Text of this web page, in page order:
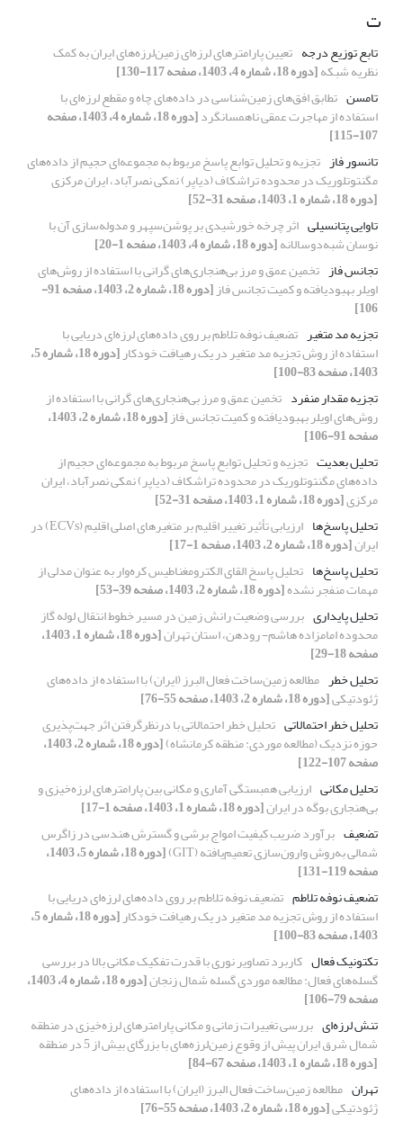
ت
تابع توزیع درجه تعیین پارامترهای لرزه‌ای زمین‌لرزه‌های ایران به کمک
نظریه شبکه[دوره 18، شماره 4، 1403، صفحه 117-130]
تامسن تطابق افق‌های زمین‌شناسی در داده‌های چاه و مقطع لرزه‌ای با
استفاده از مهاجرت عمقی ناهمسانگرد [دوره 18، شماره 4، 1403، صفحه
107-115]
تانسور فاز تجزیه و تحلیل توابع پاسخ مربوط به مجموعه‌ای حجیم از داده‌های
مگنتوتلوریک در محدوده تراشکاف (دیاپر) نمکی نصرآباد، ایران مرکزی
[دوره 18، شماره 1، 1403، صفحه 31-52]
تاوایی پتانسیلی اثر چرخه خورشیدی بر پوشن‌سپهر و مدوله‌سازی آن با
نوسان شبه‌دوسالانه[دوره 18، شماره 4، 1403، صفحه 1-20]
تجانس فاز تخمین عمق و مرز بی‌هنجاری‌های گرانی با استفاده از روش‌های
اویلر بهبودیافته و کمیت تجانس فاز [دوره 18، شماره 2، 1403، صفحه 91-
106]
تجزیه مد متغیر تضعیف نوفه تلاطم بر روی داده‌های لرزه‌ای دریایی با
استفاده از روش تجزیه مد متغیر در یک رهیافت خودکار [دوره 18، شماره 5،
1403، صفحه 83-100]
تجزیه مقدار منفرد تخمین عمق و مرز بی‌هنجاری‌های گرانی با استفاده از
روش‌های اویلر بهبودیافته و کمیت تجانس فاز [دوره 18، شماره 2، 1403،
صفحه 91-106]
تحلیل بعدیت تجزیه و تحلیل توابع پاسخ مربوط به مجموعه‌ای حجیم از
داده‌های مگنتوتلوریک در محدوده تراشکاف (دیاپر) نمکی نصرآباد، ایران
مرکزی[دوره 18، شماره 1، 1403، صفحه 31-52]
تحلیل پاسخ‌ها
ارزیابی تأثیر تغییر اقلیم بر متغیرهای اصلی اقلیم (ECVs) در
ایران[دوره 18، شماره 2، 1403، صفحه 1-17]
تحلیل پاسخ‌ها تحلیل پاسخ القای الکترومغناطیس کره‌وار به عنوان مدلی از
مهمات منفجر نشده[دوره 18، شماره 2، 1403، صفحه 39-53]
تحلیل پایداری بررسی وضعیت رانش زمین در مسیر خطوط انتقال لوله گاز
محدوده امامزاده هاشم- رودهن، استان تهران [دوره 18، شماره 1، 1403،
صفحه 18-29]
تحلیل خطر مطالعه زمین‌ساخت فعال البرز (ایران) با استفاده از داده‌های
ژئودتیکی[دوره 18، شماره 2، 1403، صفحه 55-76]
تحلیل خطر احتمالاتی تحلیل خطر احتمالاتی با درنظرگرفتن اثر جهت‌پذیری
حوزه نزدیک (مطالعه موردی: منطقه کرمانشاه) [دوره 18، شماره 2، 1403،
صفحه 107-122]
تحلیل مکانی ارزیابی همبستگی آماری و مکانی بین پارامترهای لرزه‌خیزی و
بی‌هنجاری بوگه در ایران[دوره 18، شماره 1، 1403، صفحه 1-17]
تضعیف برآورد ضریب کیفیت امواج برشی و گسترش هندسی در زاگرس
شمالی به‌روش وارون‌سازی تعمیم‌یافته (GIT) [دوره 18، شماره 5، 1403،
صفحه 119-131]
تضعیف نوفه تلاطم تضعیف نوفه تلاطم بر روی داده‌های لرزه‌ای دریایی با
استفاده از روش تجزیه مد متغیر در یک رهیافت خودکار [دوره 18، شماره 5،
1403، صفحه 83-100]
تکتونیک فعال کاربرد تصاویر نوری با قدرت تفکیک مکانی بالا در بررسی
گسله‌های فعال: مطالعه موردی گسله شمال زنجان [دوره 18، شماره 4، 1403،
صفحه 79-106]
تنش لرزه‌ای بررسی تغییرات زمانی و مکانی پارامترهای لرزه‌خیزی در منطقه
شمال شرق ایران پیش از وقوع زمین‌لرزه‌های با بزرگای بیش از 5 در منطقه
[دوره 18، شماره 1، 1403، صفحه 67-84]
تهران مطالعه زمین‌ساخت فعال البرز (ایران) با استفاده از داده‌های
ژئودتیکی[دوره 18، شماره 2، 1403، صفحه 55-76]